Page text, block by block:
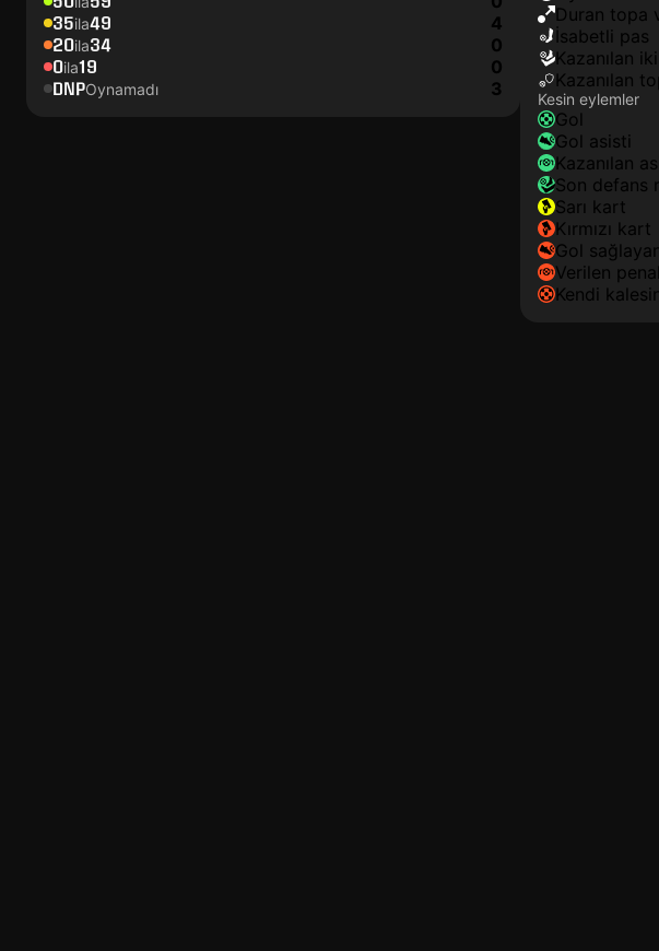
35ila49 4
20ila34 0
0ila19 0
DNPOynamadı 3
duran topa
isabetli pas
kazanılan
kazanılan
Kesin eylemler
gol
gol asisti
kazanılan
son defans
sarı kart
kırmızı kart
gol
verilen
kendi